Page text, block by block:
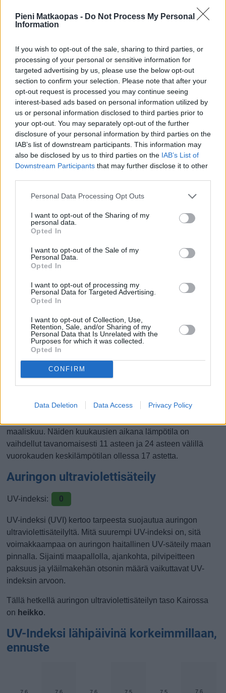
Pieni Matkaopas - Do Not Process My Personal
Information
If you wish to opt-out of the sale, sharing to third parties, or
processing of your personal or sensitive information for
targeted advertising by us, please use the below opt-out
section to confirm your selection. Please note that after your
opt-out request is processed you may continue seeing
interest-based ads based on personal information utilized by
us or personal information disclosed to third parties prior to
your opt-out. You may separately opt-out of the further
disclosure of your personal information by third parties on the
IAB’s list of downstream participants. This information may
also be disclosed by us to third parties on the IAB’s List of
Downstream Participants that may further disclose it to other
Personal Data Processing Opt Outs
I want to opt-out of the Sharing of my
personal data.
Opted In
I want to opt-out of the Sale of my
Personal Data.
Opted In
I want to opt-out of processing my
Personal Data for Targeted Advertising.
Opted In
I want to opt-out of Collection, Use,
Retention, Sale, and/or Sharing of my
Personal Data that Is Unrelated with the
Purposes for which it was collected.
Opted In
CONFIRM
Data Deletion Data Access Privacy Policy
Sateen todennäköisyys lähipäivinä (%),
ennuste
0 % 0 %
7.8.
8.8. 9.8. 10.8. 11.8.
Sateen määrä (kertymä) lähipäivinä
(mm), ennuste
0 mm
8.8.
Parhaat matkustusajat
Milloin Kairoon kannattaa säiden puolesta matkustaa?
Aiempina vuosina Kairon lämpimimmät neljä kuukautta
keskimäärin (alkaen lämpimimmästä) ovat olleet elokuu,
heinäkuu, kesäkuu ja syyskuu. Näiden kuukausien aikana
lämpötila on tavanomaisesti pysytellyt 24 asteen ja 35
asteen välillä vuorokauden keskilämpötilan ollessa 29
astetta.
Aiempina vuosina kylmimmät neljä kuukautta (alkaen
maaliskuu. Näiden kuukausien aikana lämpötila on
vaihdellut tavanomaisesti 11 asteen ja 24 asteen välillä
vuorokauden keskilämpötilan ollessa 17 astetta.
Auringon ultraviolettisäteily
UV-indeksi: 0
UV-indeksi (UVI) kertoo tarpeesta suojautua auringon
ultraviolettisäteilyltä. Mitä suurempi UV-indeksi on, sitä
voimakkaampaa on auringon haitallinen UV-säteily maan
pinnalla. Sijainti maapallolla, ajankohta, pilvipeitteen
paksuus ja yläilmakehän otsonin määrä vaikuttavat UV-
indeksin arvoon.
Tällä hetkellä auringon ultraviolettisäteilyn taso Kairossa
on heikko.
UV-Indeksi lähipäivinä korkeimmillaan,
ennuste
7.6